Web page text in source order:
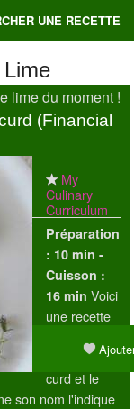
UNE RECETTE
lime du moment !
(Financial
My
Culinary
Curriculum
Préparation
: 10 min -
Cuisson :
16 min Voici
une recette
la fois le lime
curd et le
son nom l'indique